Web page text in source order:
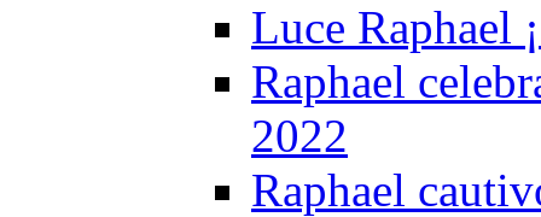
Luce Raphael
Raphael
2022
Raphael